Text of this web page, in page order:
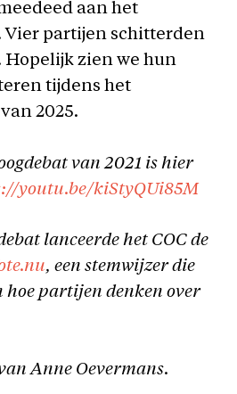
aan het
Vier partijen schitterden
Hopelijk zien we hun
tijdens het
2025.
van 2021 is hier
youtu.be/kiStyQUi85M
lanceerde het COC de
, een stemwijzer die
hoe partijen denken over
Anne Oevermans.